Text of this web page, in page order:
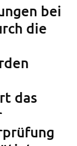
bei
die
das